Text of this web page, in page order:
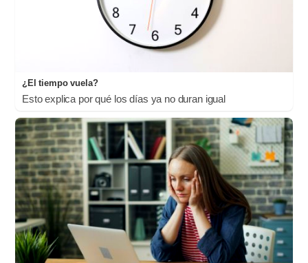
¿El tiempo vuela?
Esto explica por qué los días ya no duran igual